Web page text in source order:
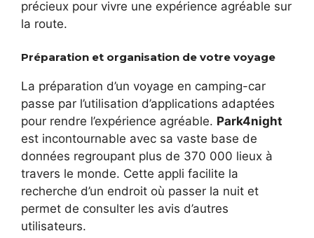
précieux pour vivre une expérience agréable sur
la route.
Préparation et organisation de votre voyage
La préparation d’un voyage en camping-car
passe par l’utilisation d’applications adaptées
pour rendre l’expérience agréable. Park4night
est incontournable avec sa vaste base de
données regroupant plus de 370 000 lieux à
travers le monde. Cette appli facilite la
recherche d’un endroit où passer la nuit et
permet de consulter les avis d’autres
utilisateurs.